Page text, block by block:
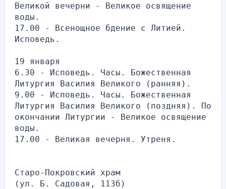
Великой вечерни - Великое освящение
воды.
17.00 - Всенощное бдение с Литией.
Исповедь.
19 января
6.30 - Исповедь. Часы. Божественная
Литургия Василия Великого (ранняя).
9.00 - Исповедь. Часы. Божественная
Литургия Василия Великого (поздняя). По
окончании Литургии - Великое освящение
воды.
17.00 - Великая вечерня. Утреня.
Старо-Покровский храм
(ул. Б. Садовая, 113б)